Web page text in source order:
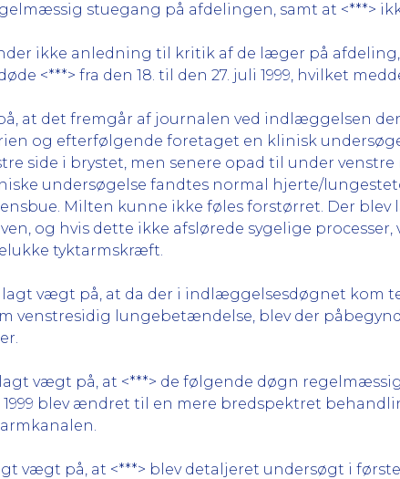
stuegang på afdelingen, samt at <***>
ikke anledning til kritik af de læger på afdeling,
<***> fra den 18. til den 27. juli 1999, hvilket
at det fremgår af journalen ved indlæggelsen den
og efterfølgende foretaget en klinisk
side i brystet, men senere opad til under
undersøgelse fandtes normal hjerte/
Milten kunne ikke føles forstørret. Der
og hvis dette ikke afslørede sygelige
tyktarmskræft.
vægt på, at da der i indlæggelsesdøgnet kom
venstresidig lungebetændelse, blev der
vægt på, at <***> de følgende døgn
blev ændret til en mere bredspektret
vægt på, at <***> blev detaljeret undersøgt i